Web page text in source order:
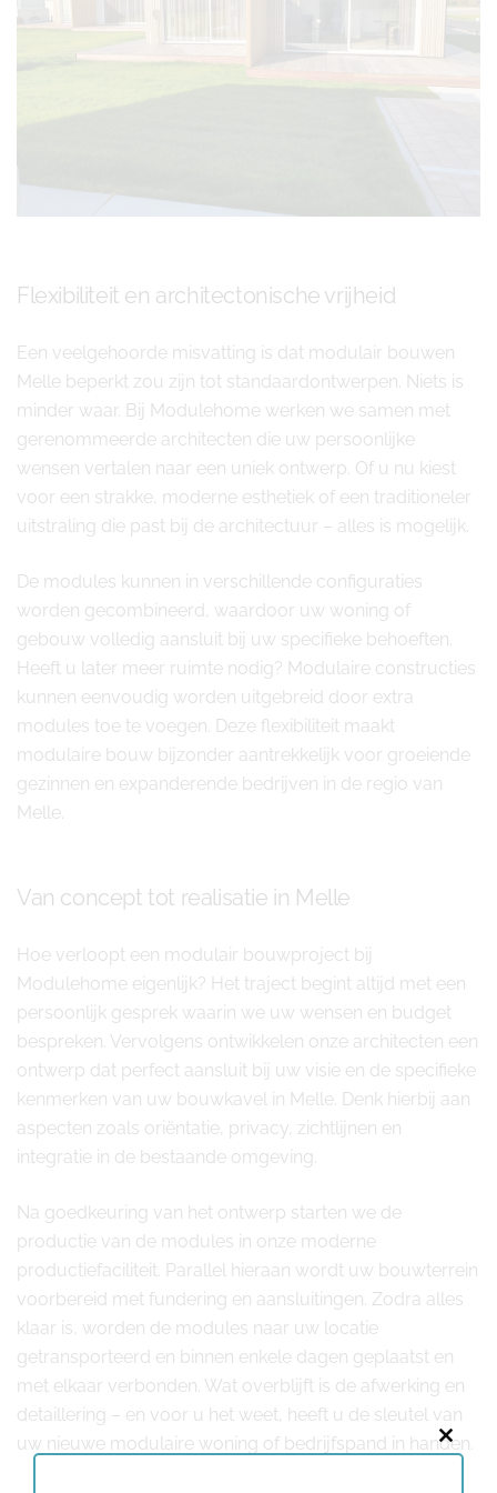
Flexibiliteit en architectonische vrijheid
Een veelgehoorde misvatting is dat modulair bouwen
Melle beperkt zou zijn tot standaardontwerpen. Niets is
minder waar. Bij Modulehome werken we samen met
gerenommeerde architecten die uw persoonlijke
wensen vertalen naar een uniek ontwerp. Of u nu kiest
voor een strakke, moderne esthetiek of een traditioneler
uitstraling die past bij de architectuur – alles is mogelijk.
De modules kunnen in verschillende configuraties
worden gecombineerd, waardoor uw woning of
gebouw volledig aansluit bij uw specifieke behoeften.
Heeft u later meer ruimte nodig? Modulaire constructies
kunnen eenvoudig worden uitgebreid door extra
modules toe te voegen. Deze flexibiliteit maakt
modulaire bouw bijzonder aantrekkelijk voor groeiende
gezinnen en expanderende bedrijven in de regio van
Melle.
Van concept tot realisatie in Melle
Hoe verloopt een modulair bouwproject bij
Modulehome eigenlijk? Het traject begint altijd met een
persoonlijk gesprek waarin we uw wensen en budget
bespreken. Vervolgens ontwikkelen onze architecten een
ontwerp dat perfect aansluit bij uw visie en de specifieke
kenmerken van uw bouwkavel in Melle. Denk hierbij aan
aspecten zoals oriëntatie, privacy, zichtlijnen en
integratie in de bestaande omgeving.
Na goedkeuring van het ontwerp starten we de
productie van de modules in onze moderne
productiefaciliteit. Parallel hieraan wordt uw bouwterrein
voorbereid met fundering en aansluitingen. Zodra alles
klaar is, worden de modules naar uw locatie
getransporteerd en binnen enkele dagen geplaatst en
met elkaar verbonden. Wat overblijft is de afwerking en
detaillering – en voor u het weet, heeft u de sleutel van
uw nieuwe modulaire woning of bedrijfspand in handen.
Close